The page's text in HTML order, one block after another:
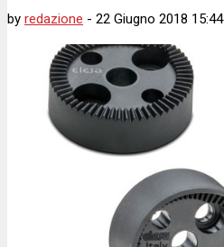
by redazione - 22 Giugno 2018 15:44